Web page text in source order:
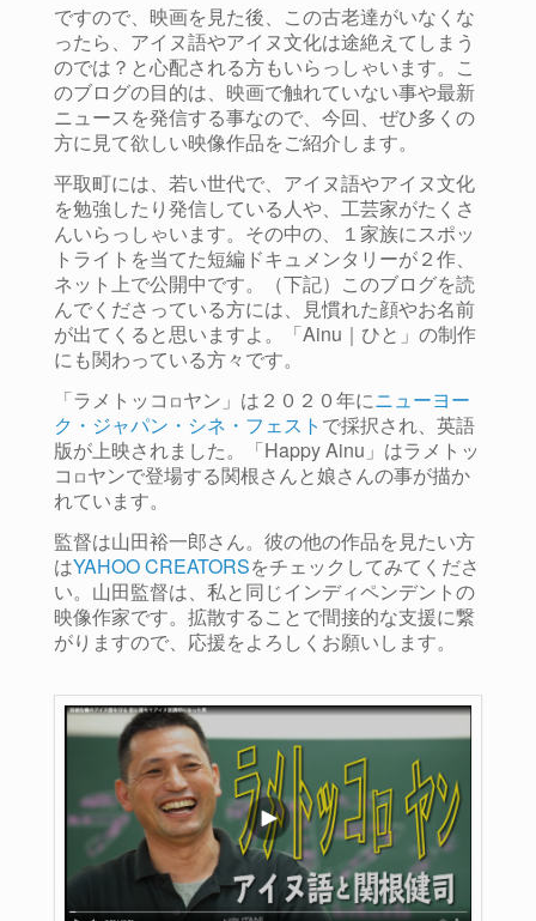
ですので、映画を見た後、この古老達がいなくな
ったら、アイヌ語やアイヌ文化は途絶えてしまう
のでは？と心配される方もいらっしゃいます。こ
のブログの目的は、映画で触れていない事や最新
ニュースを発信する事なので、 今回、ぜひ多くの
方に見て欲しい映像作品をご紹介します。
平取町には、若い世代で、アイヌ語やアイヌ文化
を勉強したり発信している人や、工芸家がたくさ
んいらっしゃいます。 その中の、１家族にスポッ
トライトを当てた短編ドキュメンタリーが２作、
ネット上で公開中です。（下記）このブログを読
んでくださっている方には、見慣れた顔やお名前
が出てくると思いますよ。「Ainu｜ひと」の制作
にも関わっている方々です。
「ラメトッコ ロヤン」は２０２０年にニューヨー
ク・ジャパン・シネ・フェスト で採択され、英語
版が上映されました。「Happy Ainu」はラメトッ
コ ロヤンで登場する関根さんと娘さんの事が描か
れています。
監督は山田裕一郎さん。彼の他の作品を見たい方
はYAHOO CREATORSをチェックしてみてくださ
い。山田監督は、私と同じインディペンデントの
映像作家です。拡散することで間接的な支援に繋
がりますので、応援をよろしくお願いします。